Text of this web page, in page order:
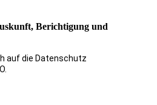
Berichtigung und
auf die Datenschutz